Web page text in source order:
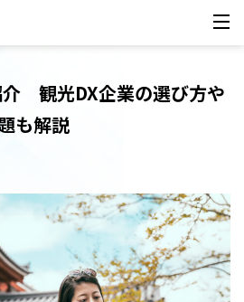
観光DX企業の選び方や
も解説